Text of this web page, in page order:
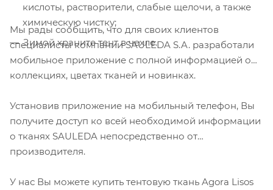
кислоты, растворители, слабые щелочи, а также
химическую чистку;
Зимой храните тент в чехле.
Мы рады сообщить, что для своих клиентов
специалисты компании SAULEDA S.A. разработали
мобильное приложение с полной информацией о
коллекциях, цветах тканей и новинках.
Установив приложение на мобильный телефон, Вы
получите доступ ко всей необходимой информации
о тканях SAULEDA непосредственно от
производителя.
У нас Вы можете купить тентовую ткань Agora Lisos